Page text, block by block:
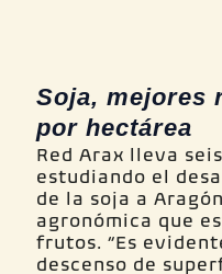
Soja, mejores
por hectárea
Red Arax lleva
estudiando el
de la soja a
agronómica que
frutos. “Es
descenso de